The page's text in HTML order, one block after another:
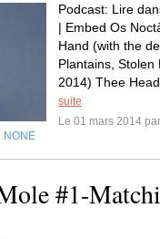
Podcast: Lire
| Embed Os
Hand (with the
Plantains, Stolen
2014) Thee
suite
Le 01 mars 2014 par
NONE
#1-